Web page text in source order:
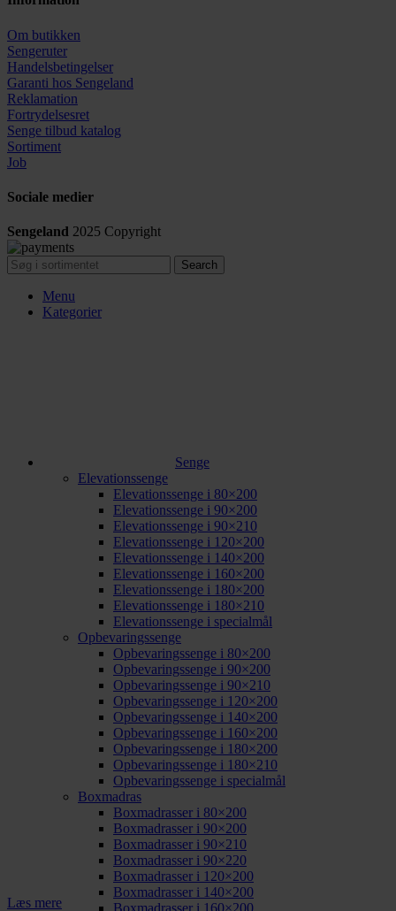
Læs mere
Om butikken
Sengeruter
Handelsbetingelser
Garanti hos Sengeland
Reklamation
Fortrydelsesret
Senge tilbud katalog
Sortiment
Job
Sociale medier
Sengeland 2025 Copyright
Search
Menu
Kategorier
Senge
Elevationssenge
Elevationssenge i 80×200
Elevationssenge i 90×200
Elevationssenge i 90×210
Elevationssenge i 120×200
Elevationssenge i 140×200
Elevationssenge i 160×200
Elevationssenge i 180×200
Elevationssenge i 180×210
Elevationssenge i specialmål
Opbevaringssenge
Opbevaringssenge i 80×200
Opbevaringssenge i 90×200
Opbevaringssenge i 90×210
Opbevaringssenge i 120×200
Opbevaringssenge i 140×200
Opbevaringssenge i 160×200
Opbevaringssenge i 180×200
Opbevaringssenge i 180×210
Opbevaringssenge i specialmål
Boxmadras
Boxmadrasser i 80×200
Boxmadrasser i 90×200
Boxmadrasser i 90×210
Boxmadrasser i 90×220
Boxmadrasser i 120×200
Boxmadrasser i 140×200